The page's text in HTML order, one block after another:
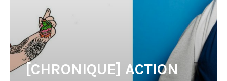
[CHRONIQUE] ACTION